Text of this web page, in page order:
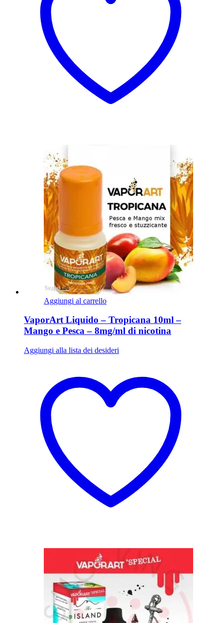
Aggiungi al carrello
VaporArt Liquido – Tropicana 10ml –
Mango e Pesca – 8mg/ml di nicotina
Aggiungi alla lista dei desideri